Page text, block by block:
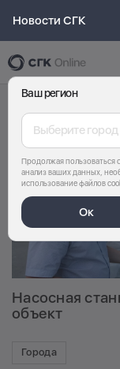
Новости СГК
Ваш регион
Выберите город
Продолжая пользоваться
анализ ваших данных,
использование файлов
Ок
Насосная
объект
Города